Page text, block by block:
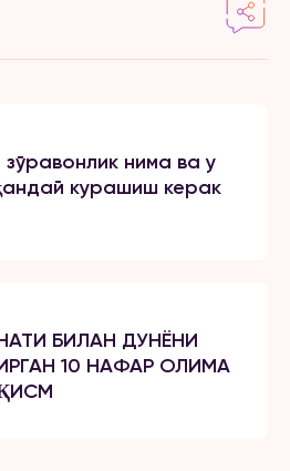
нима ва у
курашиш керак
БИЛАН ДУНЁНИ
10 НАФАР ОЛИМА